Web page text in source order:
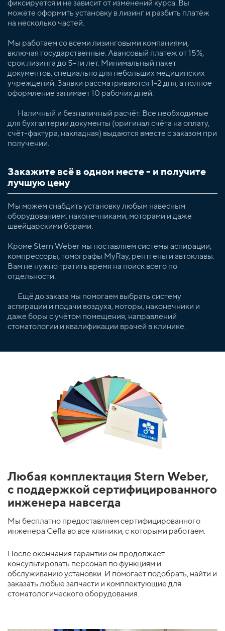
фиксируется и не зависит от изменений курса. Вы
можете оформить установку в лизинг и разбить платёж
на несколько частей.
Мы работаем со всеми лизинговыми компаниями,
включая государственные. Авансовый платеж от 15%,
срок лизинга до 5-ти лет. Минимальный пакет
документов, специально для небольших медицинских
учреждений. Заявки рассматриваются 1-2 дня, а полное
оформление занимает 10 рабочих дней.
Наличный и безналичный расчёт. Все необходимые
для бухгалтерии документы (оригинал счёта на оплату,
счёт-фактура, накладная) выдаются вместе с заказом при
получении.
Закажите всё в одном месте - и получите
лучшую цену
Мы можем снабдить установку любым навесным
оборудованием: наконечниками, моторами и даже
швейцарскими борами.
Кроме Stern Weber мы поставляем системы аспирации,
компрессоры, томографы MyRay, рентгены и автоклавы.
Вам не нужно тратить время на поиск всего по
отдельности.
Ещё до заказа мы помогаем выбрать систему
аспирации и подачи воздуха, моторы, наконечники и
даже боры с учётом помещения, направлений
стоматологии и квалификации врачей в клинике.
Любая комплектация Stern Weber,
с поддержкой сертифицированного
инженера навсегда
Мы бесплатно предоставляем сертифицированного
инженера Cefla во все клиники, с которыми работаем.
После окончания гарантии он продолжает
консультировать персонал по функциям и
обслуживанию установки. И помогает подобрать, найти и
заказать любые запчасти и комплектующие для
стоматологического оборудования.